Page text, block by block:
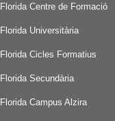
Florida Centre de Formació
Florida Universitària
Florida Cicles Formatius
Florida Secundària
Florida Campus Alzira